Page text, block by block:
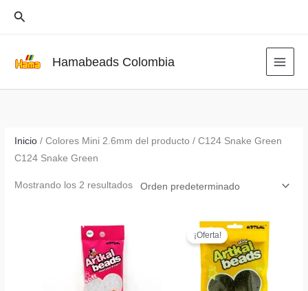
Buscar
Hamabeads Colombia
Inicio / Colores Mini 2.6mm del producto / C124 Snake Green
C124 Snake Green
Mostrando los 2 resultados
¡Oferta!